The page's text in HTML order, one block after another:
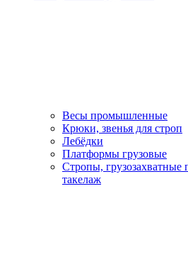
Весы промышленные
Крюки, звенья для строп
Лебёдки
Платформы грузовые
Стропы, грузозахватные
такелаж